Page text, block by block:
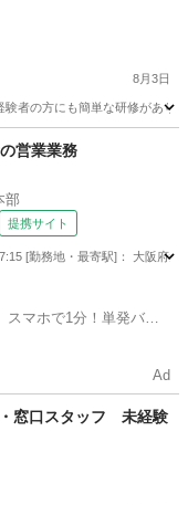
8月3日
者の方にも簡単な研修があ
営業業務
部
提携サイト
[勤務地・最寄駅]： 大阪府
スマホで1分！単発バイ
Ad
窓口スタッフ 未経験